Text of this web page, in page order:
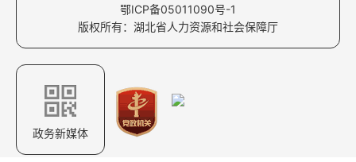
鄂ICP备05011090号-1
版权所有：湖北省人力资源和社会保障厅
政务新媒体